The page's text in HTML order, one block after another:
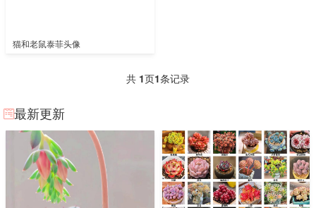
猫和老鼠泰菲头像
共 1页1条记录
最新更新